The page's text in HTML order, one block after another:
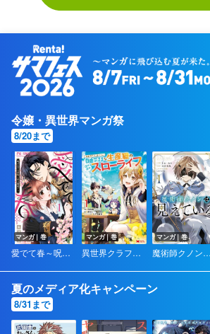
令嬢・異世界マンガ祭
8/20まで
マンガ｜巻
異世界クラフトぐらし～自由気ままな生産職のほのぼのスローライフ～（コミック）
マンガ｜巻
魔術師クノンは見えている
マンガ｜巻
愛でて春～呪われた公爵騎士様は溺愛する～
夏のメディア化キャンペーン
8/31まで